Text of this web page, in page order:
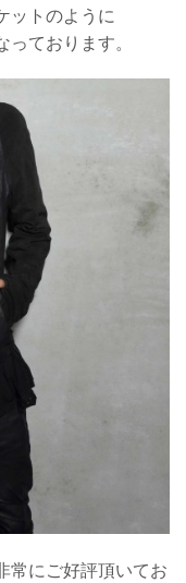
ットのように
ております。
常にご好評頂いてお